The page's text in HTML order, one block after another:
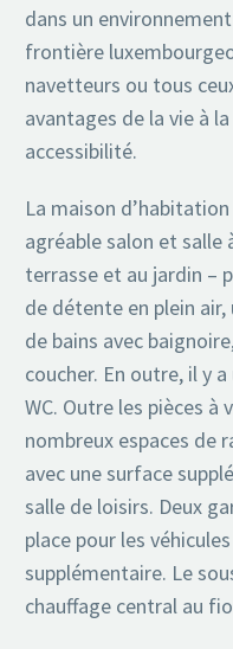
dans un
frontière
navetteurs ou tous
avantages de la vie à
accessibilité.
La maison
agréable salon et salle
terrasse et au jardin –
de détente en plein air,
de bains avec
coucher. En outre, il y
WC. Outre les pièces à
nombreux espaces de
avec une surface
salle de loisirs. Deux
place pour les
supplémentaire. Le
chauffage central au